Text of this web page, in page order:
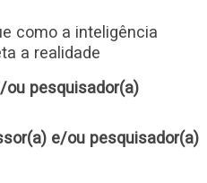
como a inteligência
a realidade
pesquisador(a)
e/ou pesquisador(a)